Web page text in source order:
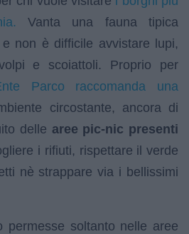
Vanta una fauna tipica
e non è difficile avvistare lupi,
e scoiattoli. Proprio per
Parco raccomanda una
circostante, ancora di
delle aree pic-nic presenti
i rifiuti, rispettare il verde
nè strappare via i bellissimi
permesse soltanto nelle aree